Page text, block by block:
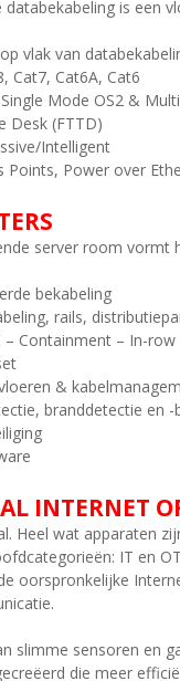
databekabeling is een
vlak van
Cat7, Cat6A, Cat6
Mode OS2 &
Desk (FTTD)
Intelligent
Points, Power over
server room vormt
bekabeling
rails,
– Containment – In-
&
branddetectie en -
INTERNET
Heel wat apparaten
IT en
oorspronkelijke
slimme sensoren en
die meer